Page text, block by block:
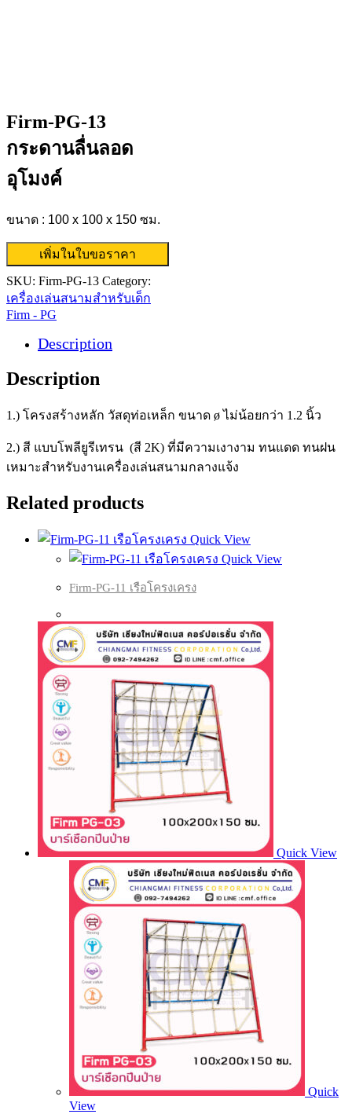
Firm-PG-13
กระดานลื่นลอด
อุโมงค์
ขนาด : 100 x 100 x 150 ซม.
เพิ่มในใบขอราคา
SKU: Firm-PG-13 Category:
เครื่องเล่นสนามสำหรับเด็ก
Firm - PG
Description
Description
1.) โครงสร้างหลัก วัสดุท่อเหล็ก ขนาด ø ไม่น้อยกว่า 1.2 นิ้ว
2.) สี แบบโพลียูรีเทรน (สี 2K) ที่มีความเงางาม ทนแดด ทนฝน
เหมาะสำหรับงานเครื่องเล่นสนามกลางแจ้ง
Related products
Quick View
Quick View
Firm-PG-11 เรือโครงเครง
Quick View
Quick
View